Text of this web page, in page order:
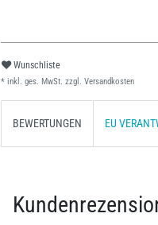
Wunschliste
* inkl. ges. MwSt. zzgl. Versandkosten
BEWERTUNGEN EU